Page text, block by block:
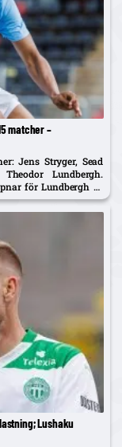
matcher –
Jens Stryger, Sead
Lundbergh.
för Lundbergh vs
Lushaku